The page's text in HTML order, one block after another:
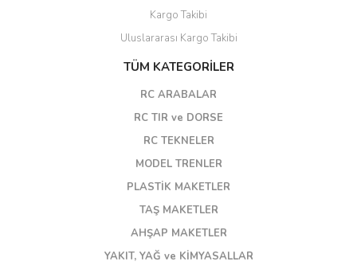
Kargo Takibi
Uluslararası Kargo Takibi
TÜM KATEGORİLER
RC ARABALAR
RC TIR ve DORSE
RC TEKNELER
MODEL TRENLER
PLASTİK MAKETLER
TAŞ MAKETLER
AHŞAP MAKETLER
YAKIT, YAĞ ve KİMYASALLAR